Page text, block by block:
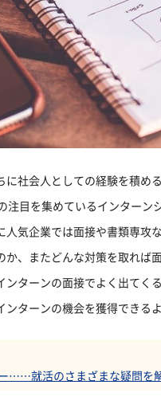
に社会人としての経験を積め
注目を集めているインターン
人気企業では面接や書類専攻
か、またどんな対策を取れば
ンターンの面接でよく出てく
ンターンの機会を獲得できる
……就活のさまざまな疑問を